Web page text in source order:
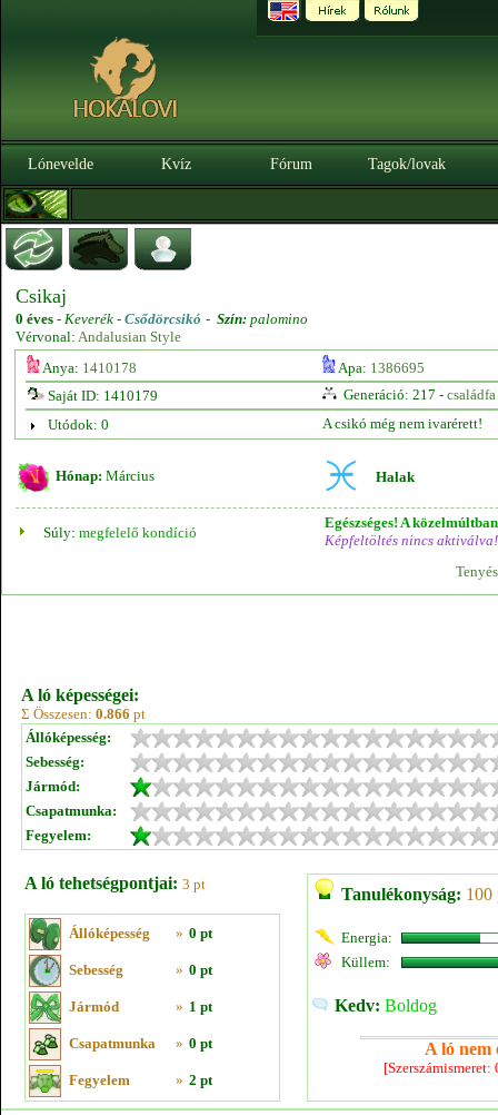
Lónevelde Kvíz Fórum Tagok/lovak
Csikaj
0 éves - Keverék - Csődörcsikó - Szín: palomino
Vérvonal: Andalusian Style
Anya: 1410178 Apa: 1386695
Saját ID: 1410179
Generáció: 217 - családfa
Utódok: 0
A csikó még nem ivarérett!
Hónap: Március Halak
Súly: megfelelő kondíció
Egészséges! A
Képfeltöltés nincs aktiválva!
A ló képességei:
Σ Összesen: 0.866 pt
Állóképesség:
Sebesség:
Jármód:
Csapatmunka:
Fegyelem:
A ló tehetségpontjai: 3 pt
Állóképesség » 0 pt
Sebesség » 0 pt
Jármód » 1 pt
Csapatmunka » 0 pt
Fegyelem » 2 pt
Tanulékonyság: 100
Energia:
Küllem:
Kedv: Boldog
A ló nem